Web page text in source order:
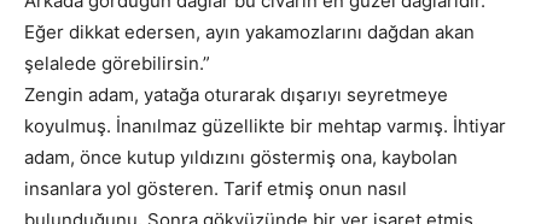
Eğer dikkat edersen, ayın yakamozlarını dağdan akan
şelalede görebilirsin.”
Zengin adam, yatağa oturarak dışarıyı seyretmeye
koyulmuş. İnanılmaz güzellikte bir mehtap varmış. İhtiyar
adam, önce kutup yıldızını göstermiş ona, kaybolan
insanlara yol gösteren. Tarif etmiş onun nasıl